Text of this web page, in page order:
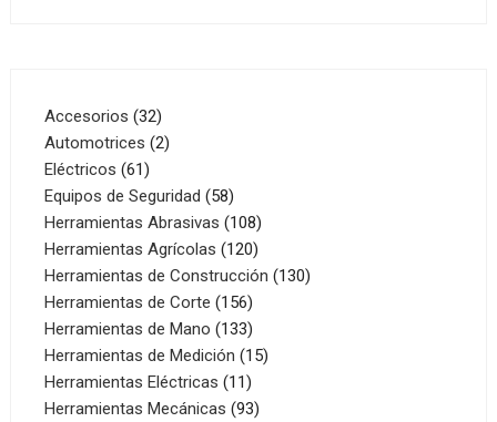
Accesorios 3232
productos
Automotrices 22
Eléctricos 6161
productos
Equipos de Seguridad 5858
productos
Herramientas Abrasivas 108108
productos
Herramientas Agrícolas 120120
productos
Herramientas de Construcción 130130
Herramientas de Corte 156156
productos
Herramientas de Mano 133133
productos
Herramientas de Medición 1515
Herramientas Eléctricas 1111
productos
Herramientas Mecánicas 9393